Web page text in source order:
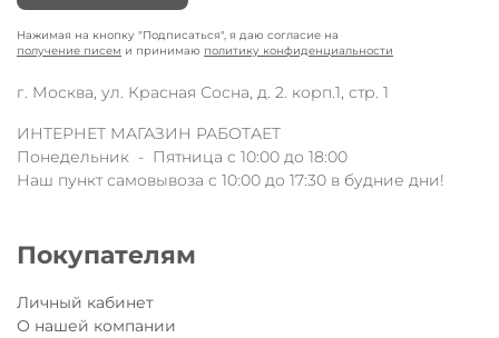
Нажимая на кнопку "Подписаться", я даю согласие на
получение писем и принимаю политику конфиденциальности
г. Москва, ул. Красная Сосна, д. 2. корп.1, стр. 1
ИНТЕРНЕТ МАГАЗИН РАБОТАЕТ
Понедельник - Пятница с 10:00 до 18:00
Наш пункт самовывоза с 10:00 до 17:30 в будние дни!
Покупателям
Личный кабинет
О нашей компании